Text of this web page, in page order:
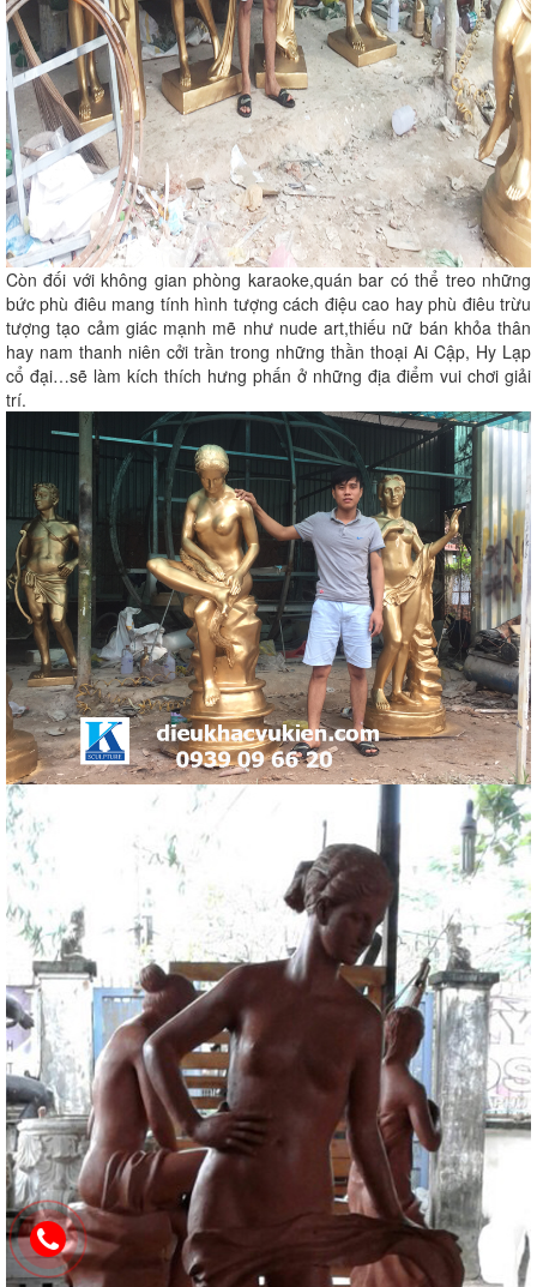
Còn đối với không gian phòng karaoke,quán bar có thể treo những
bức phù điêu mang tính hình tượng cách điệu cao hay phù điêu trừu
tượng tạo cảm giác mạnh mẽ như nude art,thiếu nữ bán khỏa thân
hay nam thanh niên cởi trần trong những thần thoại Ai Cập, Hy Lạp
cổ đại…sẽ làm kích thích hưng phấn ở những địa điểm vui chơi giải
trí.